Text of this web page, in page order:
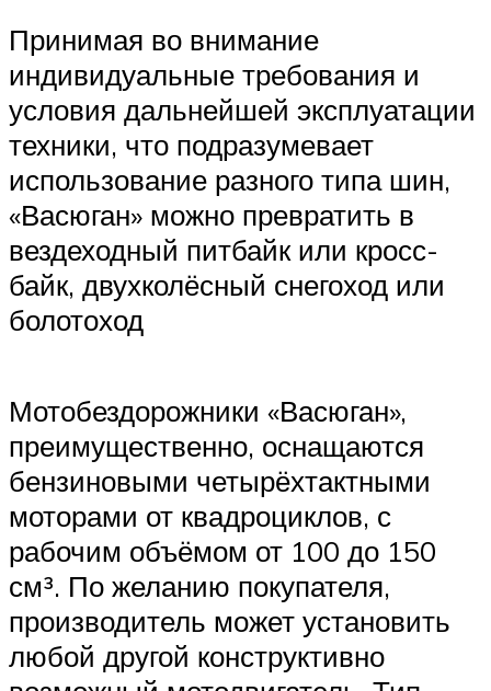
Принимая во внимание
индивидуальные требования и
условия дальнейшей эксплуатации
техники, что подразумевает
использование разного типа шин,
«Васюган» можно превратить в
вездеходный питбайк или кросс-
байк, двухколёсный снегоход или
болотоход
Мотобездорожники «Васюган»,
преимущественно, оснащаются
бензиновыми четырёхтактными
моторами от квадроциклов, с
рабочим объёмом от 100 до 150
см³. По желанию покупателя,
производитель может установить
любой другой конструктивно